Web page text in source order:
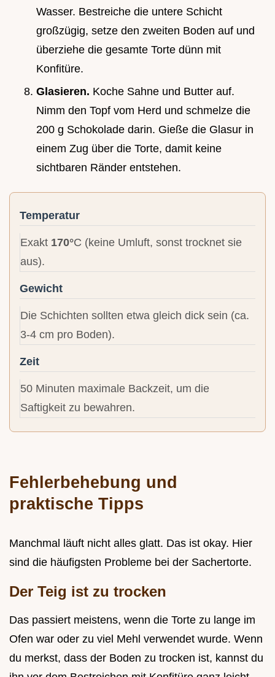
Wasser. Bestreiche die untere Schicht
großzügig, setze den zweiten Boden auf und
überziehe die gesamte Torte dünn mit
Konfitüre.
Glasieren. Koche Sahne und Butter auf.
Nimm den Topf vom Herd und schmelze die
200 g Schokolade darin. Gieße die Glasur in
einem Zug über die Torte, damit keine
sichtbaren Ränder entstehen.
Temperatur
Exakt 170°C (keine Umluft, sonst trocknet sie
aus).
Gewicht
Die Schichten sollten etwa gleich dick sein (ca.
3-4 cm pro Boden).
Zeit
50 Minuten maximale Backzeit, um die
Saftigkeit zu bewahren.
Fehlerbehebung und
praktische Tipps
Manchmal läuft nicht alles glatt. Das ist okay. Hier
sind die häufigsten Probleme bei der Sachertorte.
Der Teig ist zu trocken
Das passiert meistens, wenn die Torte zu lange im
Ofen war oder zu viel Mehl verwendet wurde. Wenn
du merkst, dass der Boden zu trocken ist, kannst du